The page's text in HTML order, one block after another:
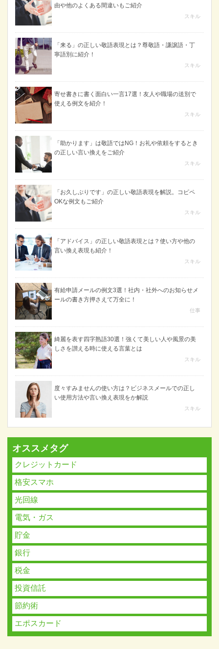
由や他のよくある間違いもご紹介
スキル
「来る」の正しい敬語表現とは？尊敬語・謙譲語・丁
寧語別に紹介！
スキル
寄せ書きに書く面白い一言17選！友人や職場の送別で
使える例文を紹介！
スキル
「助かります」は敬語ではNG！お礼や依頼をするとき
の正しい言い換えをご紹介
スキル
「お久しぶりです」の正しい敬語表現を解説。コピペ
OKな例文もご紹介
スキル
「アドバイス」の正しい敬語表現とは？使い方や他の
言い換え表現も紹介！
スキル
有給申請メールの例文3選！社内・社外へのお知らせメ
ールの書き方押さえて万全に！
仕事
綺麗を表す四字熟語30選！強くて美しい人や風景の美
しさを讃える時に使える言葉とは
スキル
度々すみませんの使い方は？ビジネスメールでの正し
い使用方法や言い換え表現をか解説
スキル
オススメタグ
クレジットカード
格安スマホ
光回線
電気・ガス
貯金
銀行
税金
投資信託
節約術
エポスカード